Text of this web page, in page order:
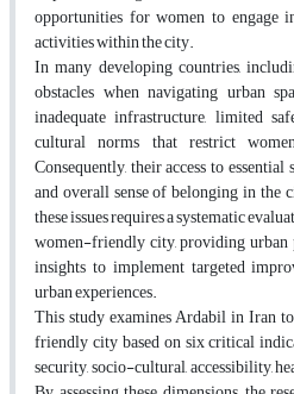
opportunities for women to engage
activities within the city.
In many developing countries,
obstacles when navigating urban
inadequate infrastructure, limited
cultural norms that restrict
Consequently, their access to
and overall sense of belonging in the
these issues requires a systematic
women-friendly city, providing
insights to implement targeted
urban experiences.
This study examines Ardabil in Iran
friendly city based on six critical
security, socio-cultural, accessibility,